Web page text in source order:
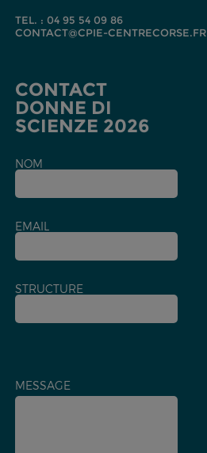
TEL. : 04 95 54 09 86
CONTACT@CPIE-CENTRECORSE.FR
CONTACT
DONNE DI
SCIENZE 2026
NOM
EMAIL
STRUCTURE
MESSAGE